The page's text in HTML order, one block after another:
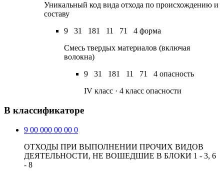
Уникальный код вида отхода по происхождению и
составу
9
31 181 11 71 4 форма
Смесь твердых материалов (включая
волокна)
9
31 181 11 71 4 опасность
IV класс · 4 класс опасности
В классификаторе
9 00 000 00 00 0
ОТХОДЫ ПРИ ВЫПОЛНЕНИИ ПРОЧИХ ВИДОВ
ДЕЯТЕЛЬНОСТИ, НЕ ВОШЕДШИЕ В БЛОКИ 1 - 3, 6
- 8